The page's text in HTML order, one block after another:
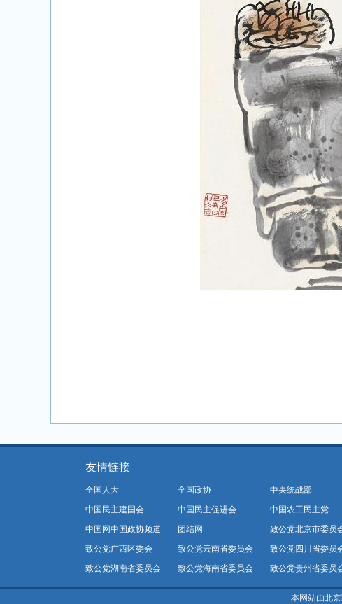
友情链接
全国人大 全国政协 中央统战部
中国民主建国会
中国民主促进会 中国农工民主党
中国网中国政协频道
团结网 致公党北京市委员
致公党广西区委会
致公党云南省委员会 致公党四川省委员
致公党湖南省委员会
致公党海南省委员会 致公党贵州省委员
本网站由北